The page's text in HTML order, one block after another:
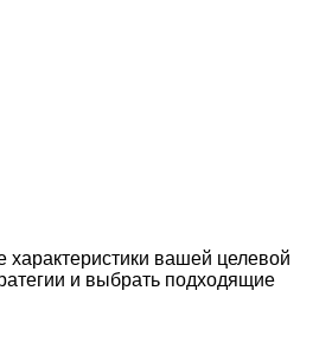
характеристики вашей целевой
и выбрать подходящие